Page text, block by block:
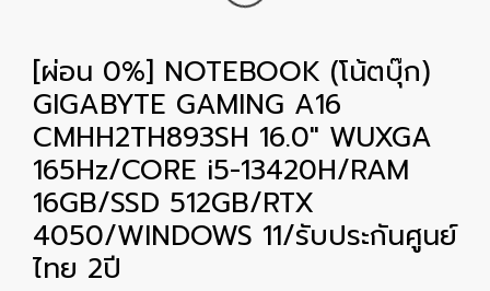
[ผ่อน 0%] NOTEBOOK (โน้ตบุ๊ก)
GIGABYTE GAMING A16
CMHH2TH893SH 16.0" WUXGA
165Hz/CORE i5-13420H/RAM
16GB/SSD 512GB/RTX
4050/WINDOWS 11/รับประกันศูนย์
ไทย 2ปี